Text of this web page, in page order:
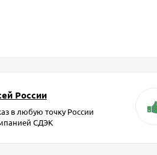
России
в любую точку России
СДЭК